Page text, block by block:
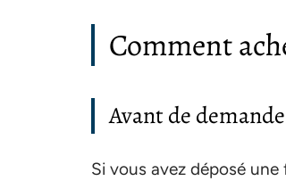
Comment
Avant de
Si vous avez déposé